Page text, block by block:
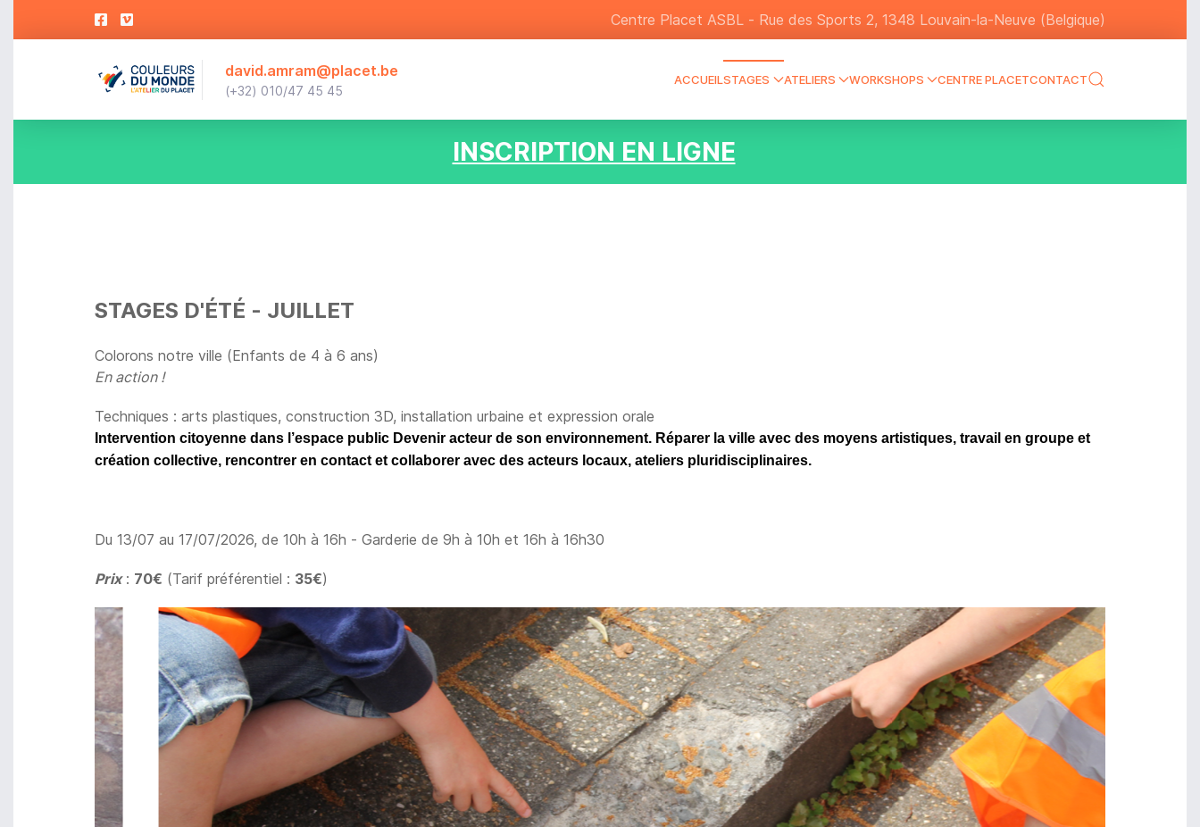
Centre Placet ASBL - Rue des Sports 2, 1348 Louvain-la-Neuve (Belgique)
david.amram@placet.be
(+32) 010/47 45 45
ACCUEILSTAGES ATELIERS WORKSHOPS CENTRE PLACETCONTACT
INSCRIPTION EN LIGNE
STAGES D'ÉTÉ - JUILLET
Colorons notre ville (Enfants de 4 à 6 ans)
En action !
Techniques : arts plastiques, construction 3D, installation urbaine et expression orale
Intervention citoyenne dans l’espace public Devenir acteur de son environnement. Réparer la ville avec des moyens artistiques, travail en groupe et
création collective, rencontrer en contact et collaborer avec des acteurs locaux, ateliers pluridisciplinaires.
Du 13/07 au 17/07/2026, de 10h à 16h - Garderie de 9h à 10h et 16h à 16h30
Prix: 70€ (Tarif préférentiel : 35€)